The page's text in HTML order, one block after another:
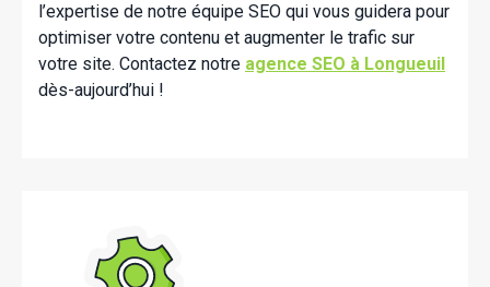
l’expertise de notre équipe SEO qui vous guidera pour
optimiser votre contenu et augmenter le trafic sur
votre site. Contactez notre agence SEO à Longueuil
dès-aujourd’hui !